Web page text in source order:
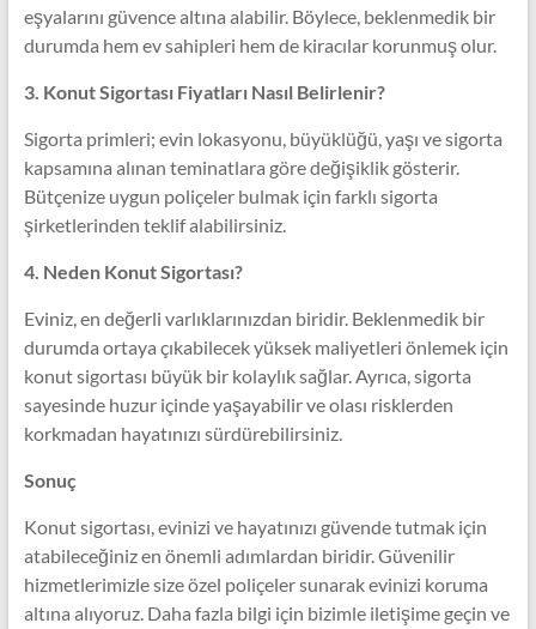
eşyalarını güvence altına alabilir. Böylece, beklenmedik bir
durumda hem ev sahipleri hem de kiracılar korunmuş olur.
3. Konut Sigortası Fiyatları Nasıl Belirlenir?
Sigorta primleri; evin lokasyonu, büyüklüğü, yaşı ve sigorta
kapsamına alınan teminatlara göre değişiklik gösterir.
Bütçenize uygun poliçeler bulmak için farklı sigorta
şirketlerinden teklif alabilirsiniz.
4. Neden Konut Sigortası?
Eviniz, en değerli varlıklarınızdan biridir. Beklenmedik bir
durumda ortaya çıkabilecek yüksek maliyetleri önlemek için
konut sigortası büyük bir kolaylık sağlar. Ayrıca, sigorta
sayesinde huzur içinde yaşayabilir ve olası risklerden
korkmadan hayatınızı sürdürebilirsiniz.
Sonuç
Konut sigortası, evinizi ve hayatınızı güvende tutmak için
atabileceğiniz en önemli adımlardan biridir. Güvenilir
hizmetlerimizle size özel poliçeler sunarak evinizi koruma
altına alıyoruz. Daha fazla bilgi için bizimle iletişime geçin ve